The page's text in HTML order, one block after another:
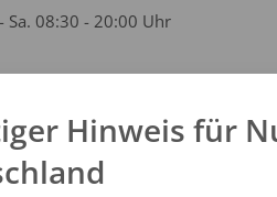
Sa. 08:30 - 20:00 Uhr
53014798
Hinweis für